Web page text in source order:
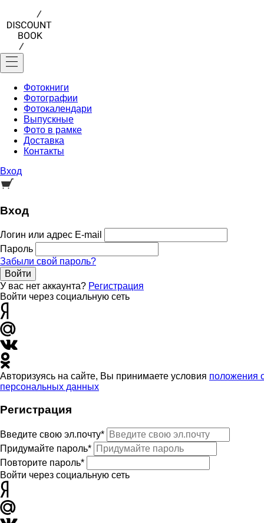
Фотокниги
Фотографии
Фотокалендари
Выпускные
Фото в рамке
Доставка
Контакты
Вход
Вход
Логин или адрес E-mail
Пароль
Забыли свой пароль?
Войти
У вас нет аккаунта? Регистрация
Войти через социальную сеть
Авторизуясь на сайте, Вы принимаете условия положения
персональных данных
Регистрация
Введите свою эл.почту*
Придумайте пароль*
Повторите пароль*
Войти через социальную сеть